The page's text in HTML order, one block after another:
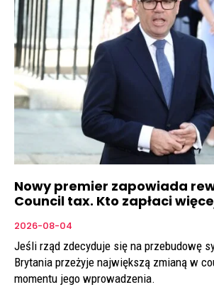
Nowy premier zapowiada
Council tax. Kto zapłaci
2026-08-04
Jeśli rząd zdecyduje się na przebudowę
Brytania przeżyje największą zmianą w
momentu jego wprowadzenia.